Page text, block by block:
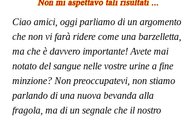
Ciao amici, oggi parliamo di un argomento
che non vi farà ridere come una barzelletta,
ma che è davvero importante! Avete mai
notato del sangue nelle vostre urine a fine
minzione? Non preoccupatevi, non stiamo
parlando di una nuova bevanda alla
fragola, ma di un segnale che il nostro